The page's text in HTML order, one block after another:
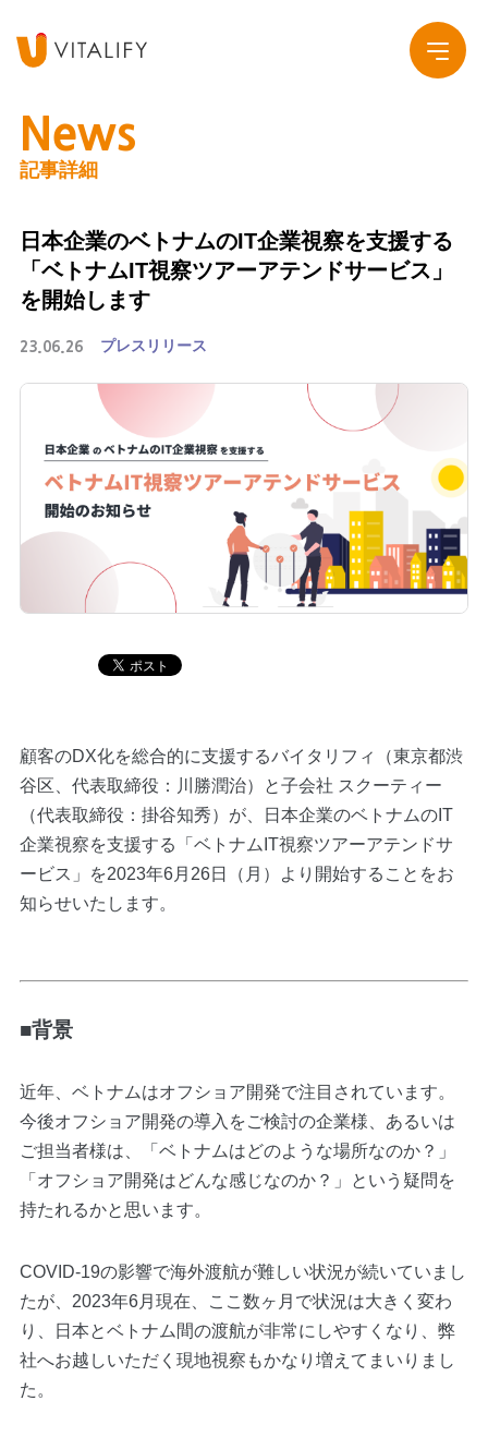
Company
会社概要
グループ会社
Service
Work
Recruit
Blog
Contact
News
記事詳細
日本企業のベトナムのIT企業視察を支援する
「ベトナムIT視察ツアーアテンドサービス」
を開始します
23.06.26 プレスリリース
顧客のDX化を総合的に支援するバイタリフィ（東京都渋
谷区、代表取締役：川勝潤治）と子会社 スクーティー
（代表取締役：掛谷知秀）が、日本企業のベトナムのIT
企業視察を支援する「ベトナムIT視察ツアーアテンドサ
ービス」を2023年6月26日（月）より開始することをお
知らせいたします。
■背景
近年、ベトナムはオフショア開発で注目されています。
今後オフショア開発の導入をご検討の企業様、あるいは
ご担当者様は、「ベトナムはどのような場所なのか？」
「オフショア開発はどんな感じなのか？」という疑問を
持たれるかと思います。
COVID-19の影響で海外渡航が難しい状況が続いていまし
たが、2023年6月現在、ここ数ヶ月で状況は大きく変わ
り、日本とベトナム間の渡航が非常にしやすくなり、弊
社へお越しいただく現地視察もかなり増えてまいりまし
た。